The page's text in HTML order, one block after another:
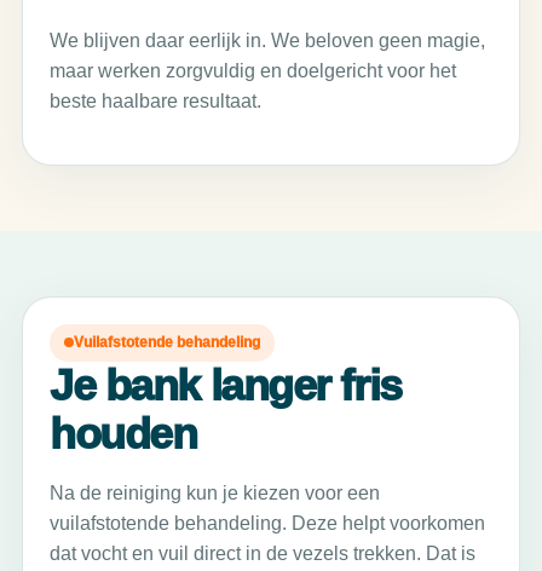
We blijven daar eerlijk in. We beloven geen magie,
maar werken zorgvuldig en doelgericht voor het
beste haalbare resultaat.
Vuilafstotende behandeling
Je bank langer fris
houden
Na de reiniging kun je kiezen voor een
vuilafstotende behandeling. Deze helpt voorkomen
dat vocht en vuil direct in de vezels trekken. Dat is